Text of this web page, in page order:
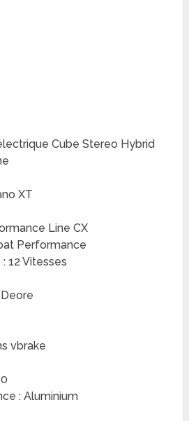
Cube Stereo Hybrid
XT
Line CX
Performance
12 Vitesses
vbrake
: Aluminium